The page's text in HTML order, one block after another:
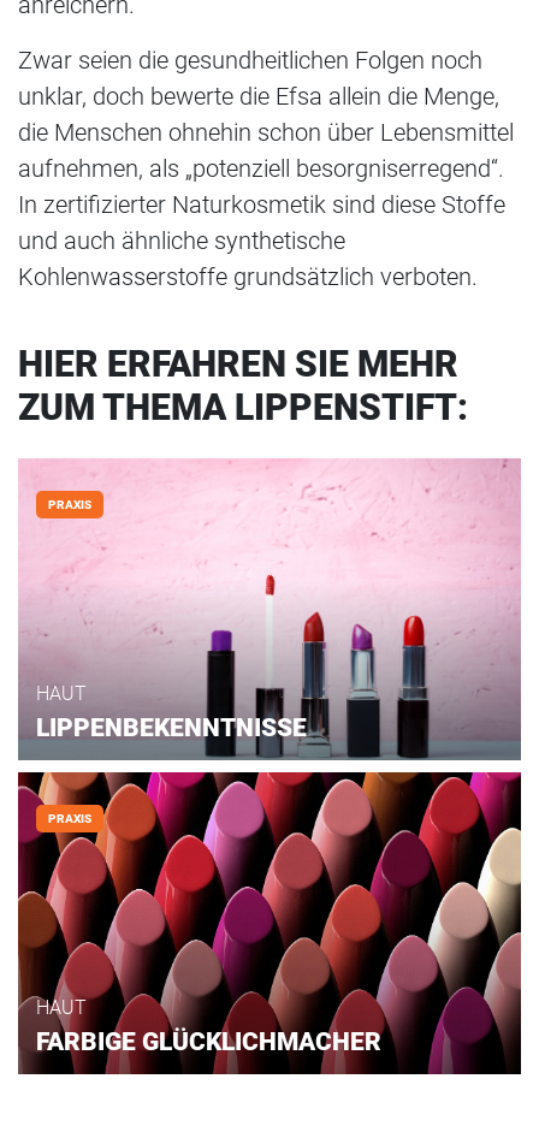
Zwar seien die gesundheitlichen Folgen noch
unklar, doch bewerte die Efsa allein die Menge,
die Menschen ohnehin schon über Lebensmittel
aufnehmen, als „potenziell besorgniserregend“.
In zertifizierter Naturkosmetik sind diese Stoffe
und auch ähnliche synthetische
Kohlenwasserstoffe grundsätzlich verboten.
HIER ERFAHREN SIE MEHR
ZUM THEMA LIPPENSTIFT:
PRAXIS
HAUT
LIPPENBEKENNTNISSE
PRAXIS
HAUT
FARBIGE GLÜCKLICHMACHER